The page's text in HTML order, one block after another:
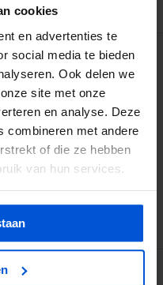
cookies
en advertenties te
social media te bieden
Ook delen we
site met onze
en analyse. Deze
combineren met andere
of die ze hebben
van hun services.